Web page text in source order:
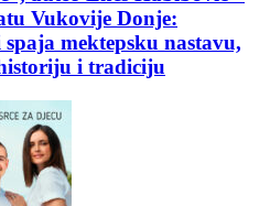
Vukovije Donje:
mektepsku nastavu,
i tradiciju